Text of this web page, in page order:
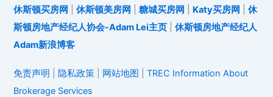
休斯顿买房网 |休斯顿美房网 |糖城买房网 Katy买房网 |休
斯顿房地产经纪人协会-Adam Lei主页 |休斯顿房地产经纪人
Adam新浪博客
免责声明 隐私政策 网站地图 |TREC Information About
Brokerage Services